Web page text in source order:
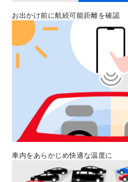
お出かけ前に航続可能距離を確認
車内をあらかじめ快適な温度に